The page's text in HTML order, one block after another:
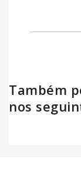
Também
nos